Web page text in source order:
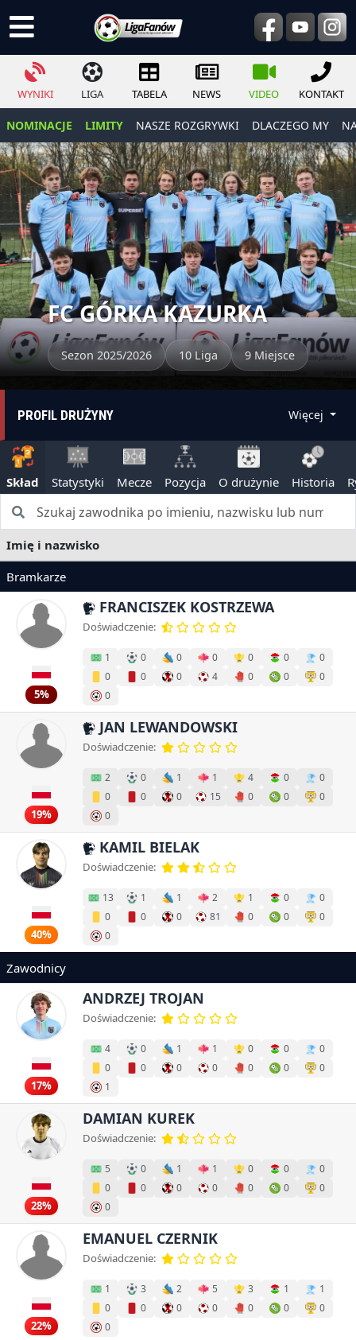
WYNIKI LIGA TABELA NEWS VIDEO KONTAKT
NOMINACJE LIMITY NASZE ROZGRYWKI DLACZEGO MY
FC GÓRKA KAZURKA
Sezon 2025/2026 10 Liga 9 Miejsce
PROFIL DRUŻYNY Więcej
Skład Statystyki Mecze Pozycja O drużynie Historia
Imię i nazwisko
Bramkarze
5%
FRANCISZEK KOSTRZEWA
Doświadczenie:
1 0 0 0 0 0
0
0
0 0 4 0 0
0
0
19%
JAN LEWANDOWSKI
Doświadczenie:
2 0 1 1 4 0
0
0
0 0 15 0 0
0
0
40%
KAMIL BIELAK
Doświadczenie:
13 1 1 2 1 0
0
0
0 0 81 0 0
0
0
Zawodnicy
17%
ANDRZEJ TROJAN
Doświadczenie:
4 0 1 1 0 0
0
0
0 0 0 0 0
0
1
28%
DAMIAN KUREK
Doświadczenie:
5 0 1 1 0 0
0
0
0 0 0 0 0
0
0
22%
EMANUEL CZERNIK
Doświadczenie:
1 3 2 5 3 1
1
0
0 0 0 0 0
0
0